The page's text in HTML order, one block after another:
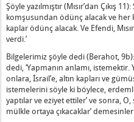
Düzeni
Nelerdir?
Sayesinde Görünür
ve Erdemliler
Çobanları ve Lut'un
Şöyle yazılmıştır (Mısır’dan Çıkış
komşusundan ödünç alacak ve her
kaplar ödünç alacak. Ve Efendi,
verdi.’
Bilgelerimiz şöyle dedi (Berahot,
dedi, ‘Yapmanın anlamı, istemektir.
onlara, İsrail’e, altın kapları ve
istemelerini söyle ki böylece,
yaptılar ve eziyet ettiler’ ve sonra,
mülkle ortaya çıkacaklar’